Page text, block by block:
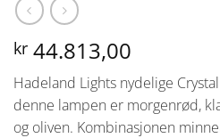
kr 44.813,00
Hadeland Lights nydelige
denne lampen er morgenrød,
og oliven. Kombinasjonen